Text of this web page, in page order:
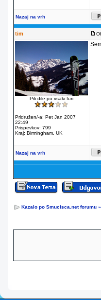
Nazaj na vrh
tim
Pili dile po vsaki furi
Pridružen/-a: Pet Jan 2007
22:49
Prispevkov: 799
Kraj: Birmingham, UK
Nazaj na vrh
Kazalo po Smucisca.net forumu »